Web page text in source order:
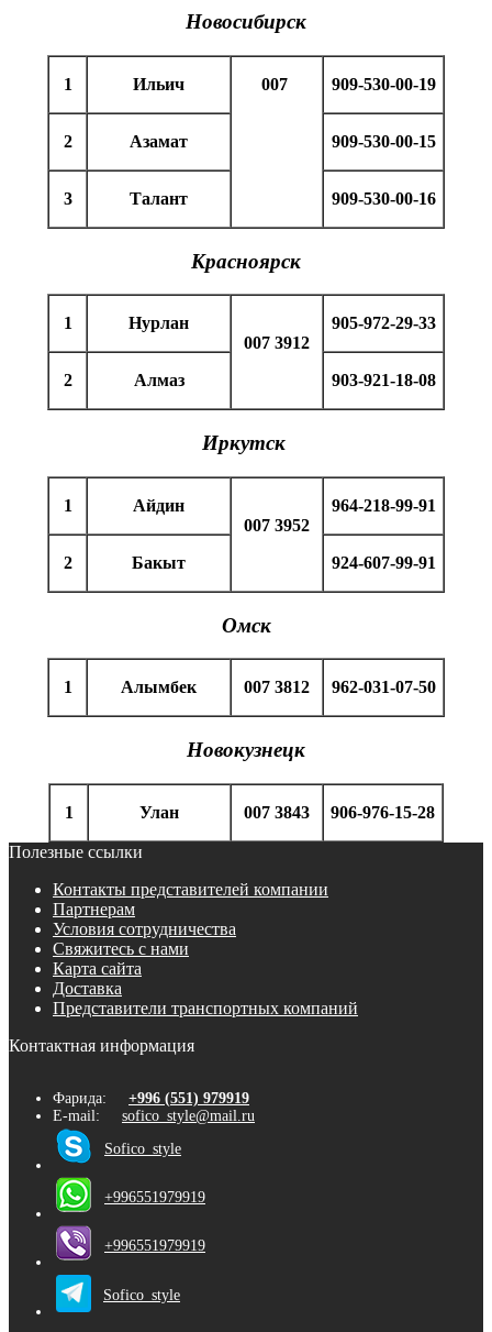
Новосибирск
1 Ильич 007 909-530-00-19
2 Азамат 909-530-00-15
3 Талант 909-530-00-16
Красноярск
1
Нурлан
007 3912
905-972-29-33
2 Алмаз 903-921-18-08
Иркутск
1
Айдин
007 3952
964-218-99-91
2 Бакыт 924-607-99-91
Омск
1 Алымбек 007 3812 962-031-07-50
Новокузнецк
1 Улан 007 3843 906-976-15-28
Полезные ссылки
Контакты представителей компании
Партнерам
Условия сотрудничества
Свяжитесь с нами
Карта сайта
Доставка
Представители транспортных компаний
Контактная информация
Фарида: +996 (551) 979919
E-mail: sofico_style@mail.ru
Sofico_style
+996551979919
+996551979919
Sofico_style